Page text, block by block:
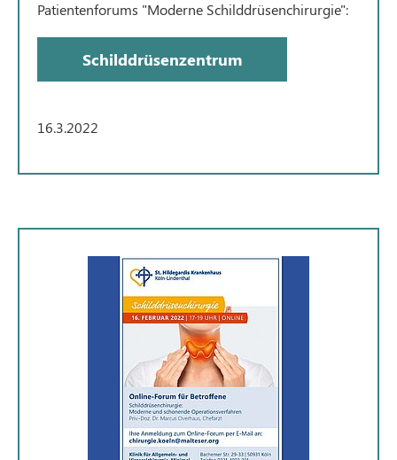
Patientenforums "Moderne Schilddrüsenchirurgie":
Schilddrüsenzentrum
16.3.2022